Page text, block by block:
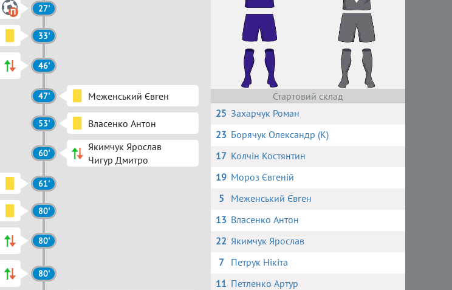
27'
33'
46'
47' Меженський Євген
53' Власенко Антон
60'
Якимчук Ярослав
Чигур Дмитро
61'
80'
80'
80'
Стартовий склад
25 Захарчук Роман
23 Борячук Олександр (К)
17 Колчін Костянтин
19 Мороз Євгеній
5
Меженський Євген
13 Власенко Антон
22 Якимчук Ярослав
7
Петрук Нікіта
11 Петленко Артур